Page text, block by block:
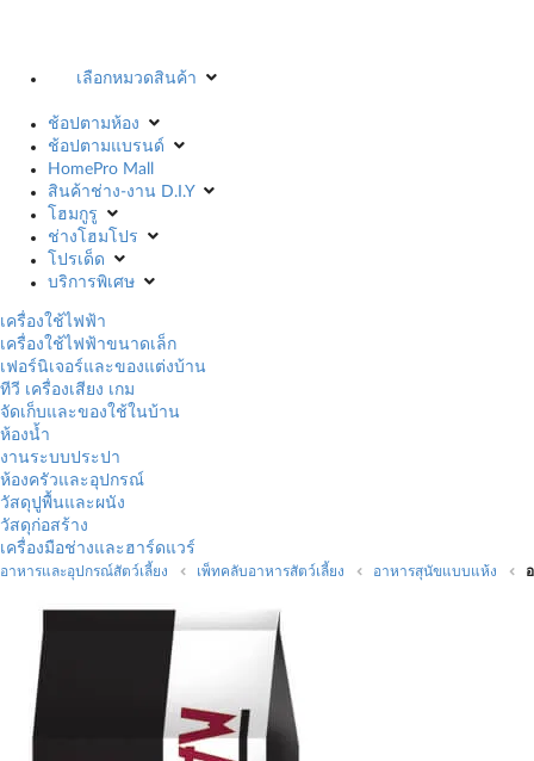
เลือกหมวดสินค้า
ช้อปตามห้อง
ช้อปตามแบรนด์
HomePro Mall
สินค้าช่าง-งาน D.I.Y
โฮมกูรู
ช่างโฮมโปร
โปรเด็ด
บริการพิเศษ
เครื่องใช้ไฟฟ้า
เครื่องใช้ไฟฟ้าขนาดเล็ก
เฟอร์นิเจอร์และของแต่งบ้าน
ทีวี เครื่องเสียง เกม
จัดเก็บและของใช้ในบ้าน
ห้องน้ำ
งานระบบประปา
ห้องครัวและอุปกรณ์
วัสดุปูพื้นและผนัง
วัสดุก่อสร้าง
เครื่องมือช่างและฮาร์ดแวร์
อาหารและอุปกรณ์สัตว์เลี้ยง เพ็ทคลับอาหารสัตว์เลี้ยง อาหารสุนัขแบบแห้ง